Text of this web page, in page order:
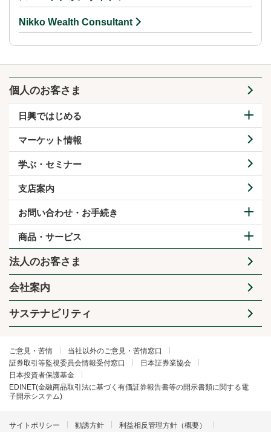
Nikko Wealth Consultant
個人のお客さま
日興ではじめる
マーケット情報
学ぶ・セミナー
支店案内
お問い合わせ・お手続き
商品・サービス
法人のお客さま
会社案内
サステナビリティ
ご意見・苦情
当社以外のご意見・苦情窓口
証券取引等監視委員会情報受付窓口
日本証券業協会
日本投資者保護基金
EDINET(金融商品取引法に基づく有価証券報告書等の開示書類に関する電
子開示システム)
サイトポリシー 勧誘方針 利益相反管理方針（概要）